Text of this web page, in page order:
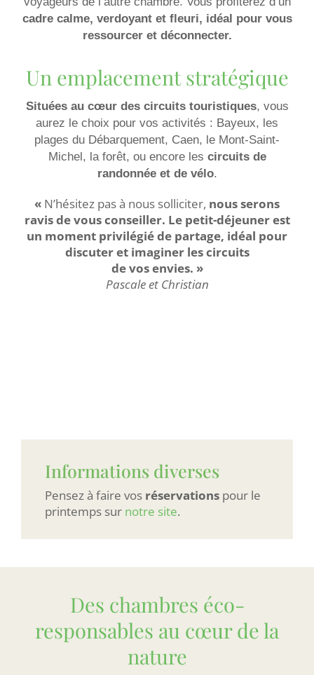
cadre calme, verdoyant et fleuri, idéal pour vous
ressourcer et déconnecter.
Un emplacement stratégique
Situées au cœur des circuits touristiques, vous
aurez le choix pour vos activités : Bayeux, les
plages du Débarquement, Caen, le Mont-Saint-
Michel, la forêt, ou encore les circuits de
randonnée et de vélo.
« N’hésitez pas à nous solliciter, nous serons
ravis de vous conseiller. Le petit-déjeuner est
un moment privilégié de partage, idéal pour
discuter et imaginer les circuits
de vos envies. »
Pascale et Christian
Informations diverses
Pensez à faire vos réservations pour le
printemps sur notre site.
Des chambres éco-
responsables au cœur de la
nature